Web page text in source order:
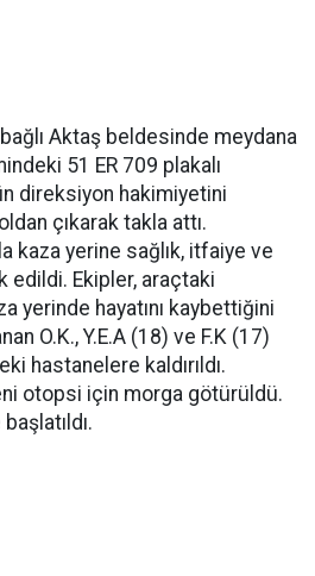
Aktaş beldesinde meydana
51 ER 709 plakalı
direksiyon hakimiyetini
çıkarak takla attı.
kaza yerine sağlık, itfaiye ve
edildi. Ekipler, araçtaki
yerinde hayatını kaybettiğini
O.K., Y.E.A (18) ve F.K (17)
hastanelere kaldırıldı.
otopsi için morga götürüldü.